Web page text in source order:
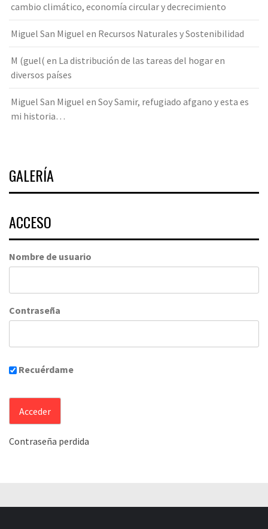
cambio climático, economía circular y decrecimiento
Miguel San Miguel en Recursos Naturales y Sostenibilidad
M (guel( en La distribución de las tareas del hogar en
diversos países
Miguel San Miguel en Soy Samir, refugiado afgano y esta es
mi historia…
GALERÍA
ACCESO
Nombre de usuario
Contraseña
Recuérdame
Contraseña perdida